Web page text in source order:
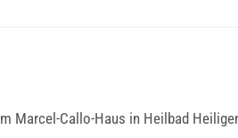
Marcel-Callo-Haus in Heilbad